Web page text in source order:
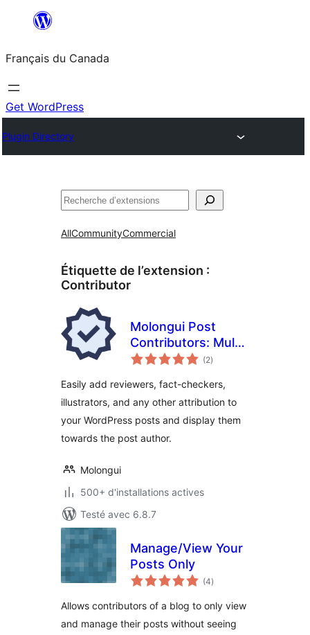
contenu
Français du Canada
Get WordPress
Plugin Directory
Recherche
AllCommunityCommercial
Étiquette de l’extension :
Contributor
Molongui Post
Contributors: Multi-
Role Contributor
(2notes
en
)
Easily add reviewers, fact-checkers,
illustrators, and any other attribution to
your WordPress posts and display them
towards the post author.
Molongui
500+ d'installations actives
Testé avec 6.8.7
Manage/View Your
Posts Only
(4notes
en
)
Allows contributors of a blog to only view
and manage their posts without seeing